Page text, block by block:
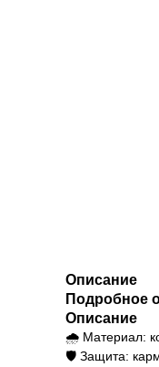
Описание
Подробное
Описание
🌧 Материал:
🛡 Защита: